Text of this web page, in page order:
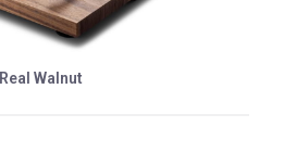
Real Walnut